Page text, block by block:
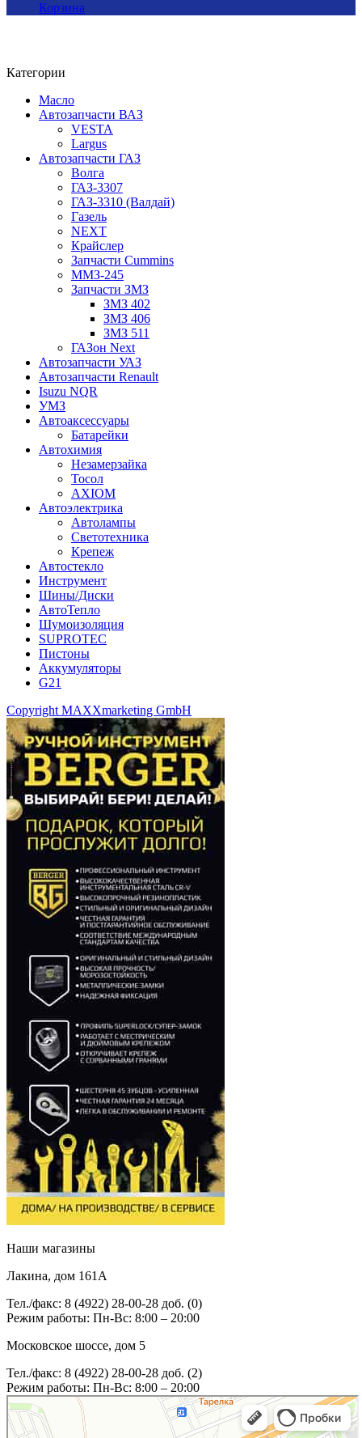
Корзина
Категории
Масло
Автозапчасти ВАЗ
VESTA
Largus
Автозапчасти ГАЗ
Волга
ГАЗ-3307
ГАЗ-3310 (Валдай)
Газель
NEXT
Крайслер
Запчасти Cummins
ММЗ-245
Запчасти ЗМЗ
ЗМЗ 402
ЗМЗ 406
ЗМЗ 511
ГАЗон Next
Автозапчасти УАЗ
Автозапчасти Renault
Isuzu NQR
УМЗ
Автоаксессуары
Батарейки
Автохимия
Незамерзайка
Тосол
AXIOM
Автоэлектрика
Автолампы
Светотехника
Крепеж
Автостекло
Инструмент
Шины/Диски
АвтоТепло
Шумоизоляция
SUPROTEC
Пистоны
Аккумуляторы
G21
Copyright MAXXmarketing GmbH
Наши магазины
Лакина, дом 161А
Тел./факс: 8 (4922) 28-00-28 доб. (0)
Режим работы: Пн-Вс: 8:00 – 20:00
Московское шоссе, дом 5
Тел./факс: 8 (4922) 28-00-28 доб. (2)
Режим работы: Пн-Вс: 8:00 – 20:00